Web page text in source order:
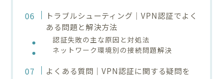
トラブルシューティング｜VPN認証でよく
ある問題と解決方法
認証失敗の主な原因と対処法
ネットワーク環境別の接続問題解決
よくある質問｜VPN認証に関する疑問を